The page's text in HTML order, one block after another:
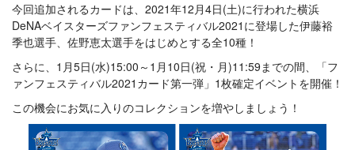
今回追加されるカードは、2021年12月4日(土)に行われた横浜
DeNAベイスターズファンフェスティバル2021に登場した伊藤裕
季也選手、佐野恵太選手をはじめとする全10種！
さらに、1月5日(水)15:00～1月10日(祝・月)11:59までの間、「フ
ァンフェスティバル2021カード第一弾」1枚確定イベントを開催！
この機会にお気に入りのコレクションを増やしましょう！